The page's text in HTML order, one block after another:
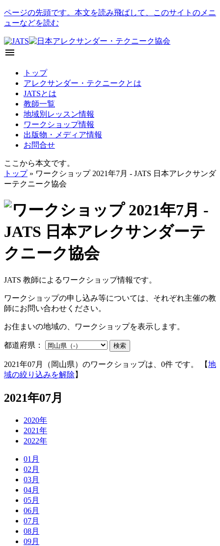
ページの先頭です。本文を読み飛ばして、このサイトのメニ
ューなどを読む
menu
トップ
アレクサンダー・テクニークとは
JATSとは
教師一覧
地域別レッスン情報
ワークショップ情報
出版物・メディア情報
お問合せ
ここから本文です。
トップ» ワークショップ 2021年7月 - JATS 日本アレクサンダ
ーテクニーク協会
JATS 教師によるワークショップ情報です。
ワークショップの申し込み等については、それぞれ主催の教
師にお問い合わせください。
お住まいの地域の、ワークショップを表示します。
都道府県： 検索
2021年07月（岡山県）のワークショップは、0件 です。 【地
域の絞り込みを解除 】
2021年07月
2020年
2021年
2022年
01月
02月
03月
04月
05月
06月
07月
08月
09月